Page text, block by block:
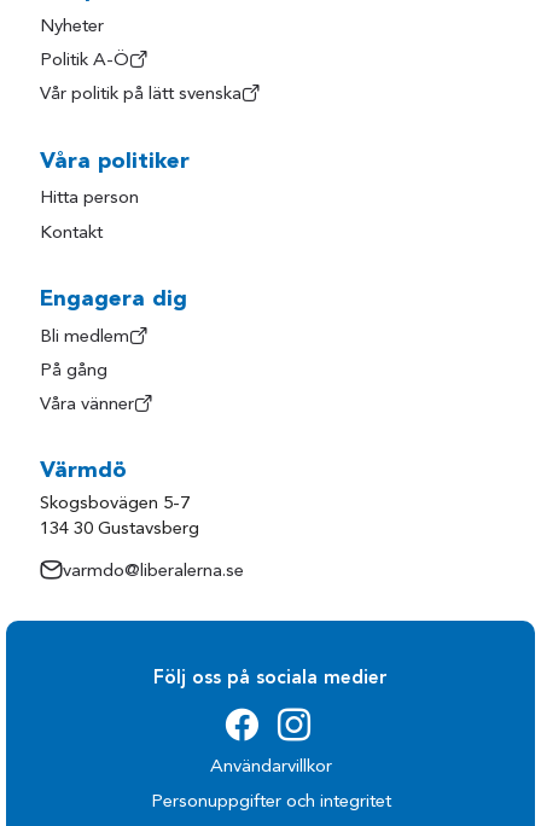
Nyheter
Politik A-Ö
Vår politik på lätt svenska
Våra politiker
Hitta person
Kontakt
Engagera dig
Bli medlem
På gång
Våra vänner
Värmdö
Skogsbovägen 5-7
134 30 Gustavsberg
varmdo@liberalerna.se
Följ oss på sociala medier
Användarvillkor
Personuppgifter och integritet